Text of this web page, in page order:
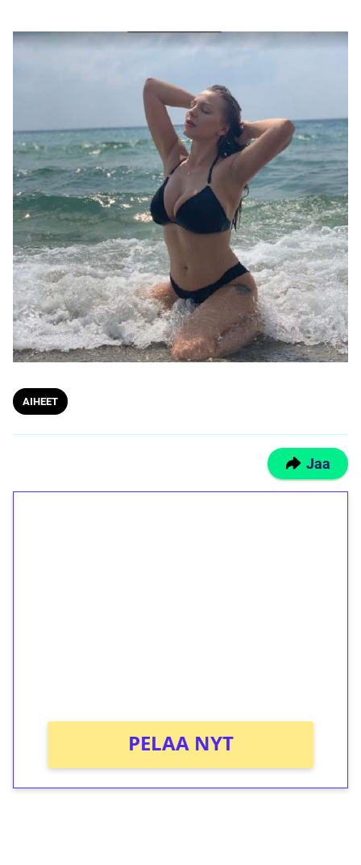
AIHEET
Jaa
PELAA NYT